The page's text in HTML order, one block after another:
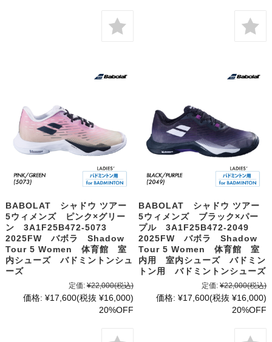
BABOLAT シャドウ ツアー
5ウィメンズ ピンク×グリー
ン 3A1F25B472-5073
2025FW バボラ Shadow
Tour 5 Women 体育館 室
内シューズ バドミントンシュ
ーズ
定価: ¥22,000(税込)
価格: ¥17,600(税抜 ¥16,000)
20%OFF
BABOLAT シャドウ ツアー
5ウィメンズ ブラック×パー
プル 3A1F25B472-2049
2025FW バボラ Shadow
Tour 5 Women 体育館 室
内用 室内シューズ バドミン
トン用 バドミントンシューズ
定価: ¥22,000(税込)
価格: ¥17,600(税抜 ¥16,000)
20%OFF